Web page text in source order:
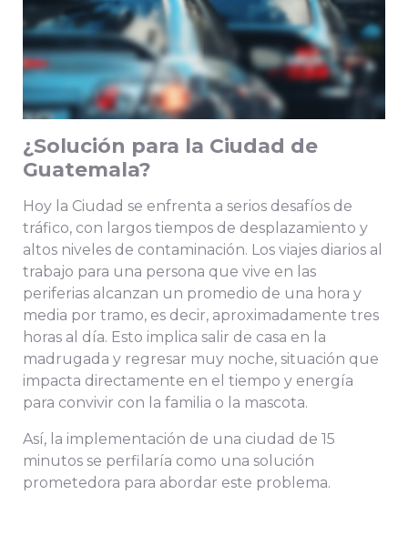
¿Solución para la Ciudad de
Guatemala?
Hoy la Ciudad se enfrenta a serios desafíos de
tráfico, con largos tiempos de desplazamiento y
altos niveles de contaminación. Los viajes diarios al
trabajo para una persona que vive en las
periferias alcanzan un promedio de una hora y
media por tramo, es decir, aproximadamente tres
horas al día. Esto implica salir de casa en la
madrugada y regresar muy noche, situación que
impacta directamente en el tiempo y energía
para convivir con la familia o la mascota.
Así, la implementación de una ciudad de 15
minutos se perfilaría como una solución
prometedora para abordar este problema.